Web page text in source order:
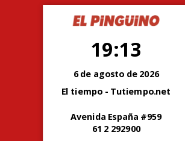
19:13
6 de agosto de 2026
El tiempo - Tutiempo.net
Avenida España #959
61 2 292900